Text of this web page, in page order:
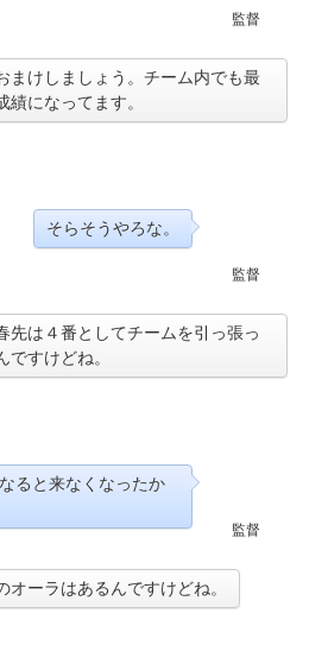
監督
まけしましょう。チーム内でも最
績になってます。
監督
そらそうやろな。
先は４番としてチームを引っ張っ
ですけどね。
監督
ると来なくなったか
オーラはあるんですけどね。